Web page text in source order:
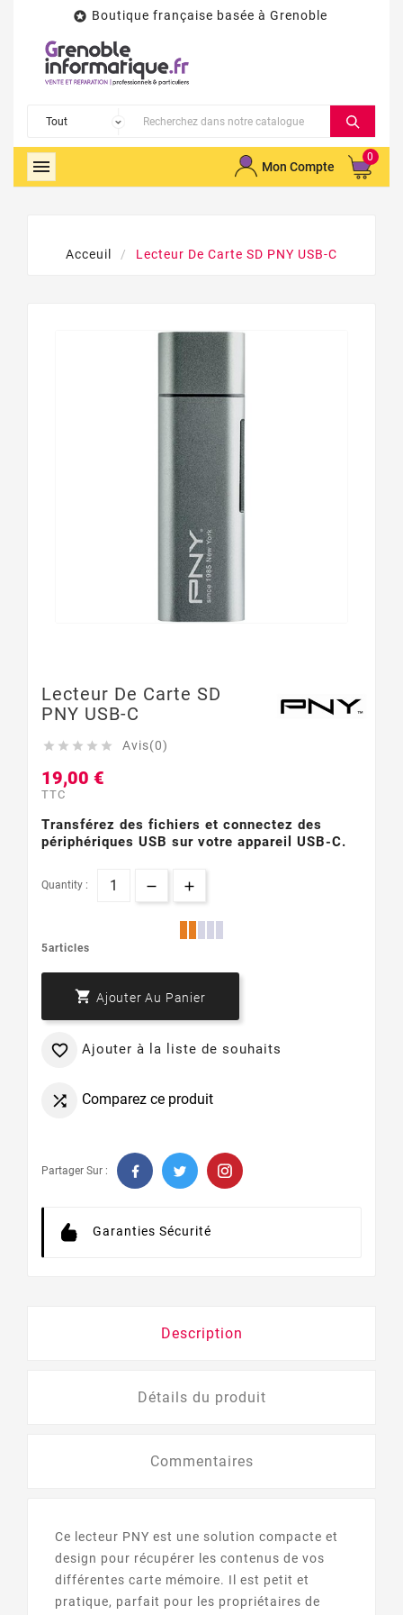
 Boutique française basée à Grenoble
 Mon Compte
0
Acceuil Lecteur De Carte SD PNY USB-C
Lecteur De Carte SD
PNY USB-C
     Avis(0)
19,00 €
TTC
Transférez des fichiers et connectez des
périphériques USB sur votre appareil USB-C.
Quantity :
5articles
 Ajouter Au Panier
 Ajouter à la liste de souhaits
 Comparez ce produit
Partager Sur :
Garanties Sécurité
Description
Détails du produit
Commentaires
Ce lecteur PNY est une solution compacte et
design pour récupérer les contenus de vos
différentes carte mémoire. Il est petit et
pratique, parfait pour les propriétaires de